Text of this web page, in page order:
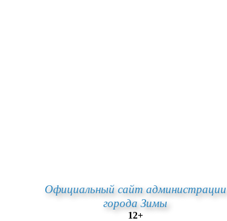
Официальный сайт администрации
города Зимы
12+